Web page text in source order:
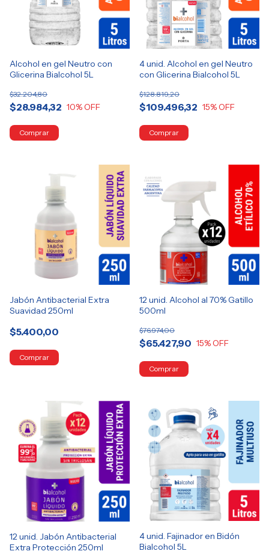
Alcohol en gel Neutro con
Glicerina Bialcohol 5L
$28.984,32
$32.204,80
10% OFF
4 unid. Alcohol en gel Neutro
con Glicerina Bialcohol 5L
$109.496,32
$128.819,20
15% OFF
Jabón Antibacterial Extra
Suavidad 250ml
$5.400,00
12 unid. Alcohol al 70% Gatillo
500ml
$65.427,90
$76.974,00
15% OFF
12 unid. Jabón Antibacterial
Extra Protección 250ml
4 unid. Fajinador en Bidón
Bialcohol 5L